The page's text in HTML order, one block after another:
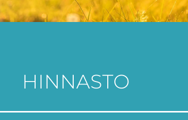
HINNASTO